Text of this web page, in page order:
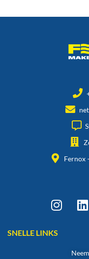
Fernox
SNELLE LINKS